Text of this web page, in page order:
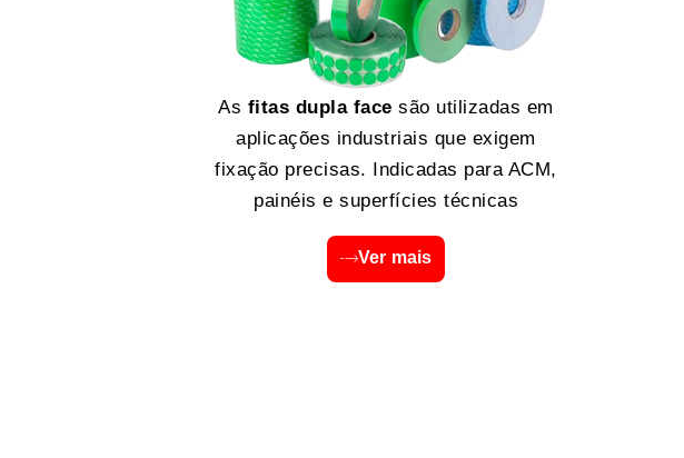
As fitas dupla face são utilizadas em
aplicações industriais que exigem
fixação precisas. Indicadas para ACM,
painéis e superfícies técnicas
Ver mais